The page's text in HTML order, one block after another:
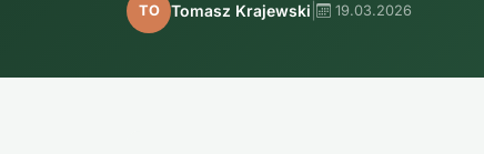
TO Tomasz Krajewski 19.03.2026